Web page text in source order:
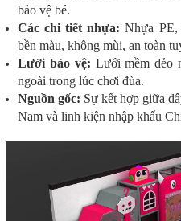
bảo vệ bé.
Các chi tiết nhựa: Nhựa PE,
bền màu, không mùi, an toàn
Lưới bảo vệ: Lưới mềm dẻo
ngoài trong lúc chơi đùa.
Nguồn gốc: Sự kết hợp giữa
Nam và linh kiện nhập khẩu